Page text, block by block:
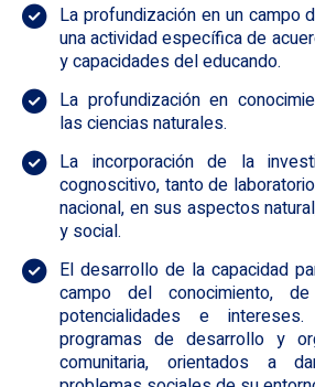
La profundización en un campo
una actividad específica de
y capacidades del educando.
La profundización en
las ciencias naturales.
La incorporación de la
cognoscitivo, tanto de
nacional, en sus aspectos
y social.
El desarrollo de la capacidad
campo del conocimiento,
potencialidades e
programas de desarrollo y
comunitaria, orientados a